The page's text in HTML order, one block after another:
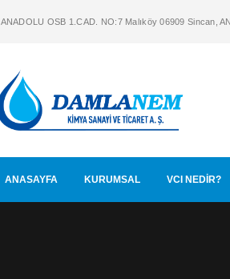
ANADOLU OSB 1.CAD. NO:7 Malıköy 06909 Sincan,
ANASAYFA KURUMSAL VCI NEDİR?